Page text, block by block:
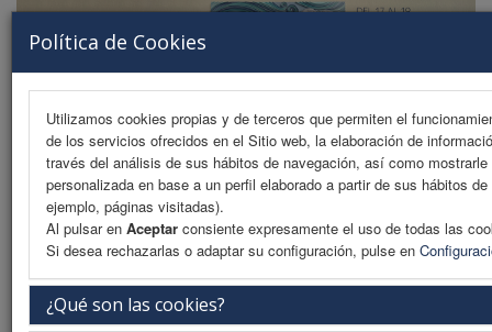
Política de Cookies
Utilizamos cookies propias y de terceros que permiten el
de los servicios ofrecidos en el Sitio web, la elaboración de
través del análisis de sus hábitos de navegación, así como mostrarle
personalizada en base a un perfil elaborado a partir de sus hábitos
ejemplo, páginas visitadas).
Al pulsar en Aceptar consiente expresamente el uso de todas las
Si desea rechazarlas o adaptar su configuración, pulse en
¿Qué son las cookies?
MENU
Warning
: Undefined array key "subSeccion" in
/var/www/vhosts/gehep2026.org/httpdocs/subMenus/alojamiento.php
on line5
Información de reservas